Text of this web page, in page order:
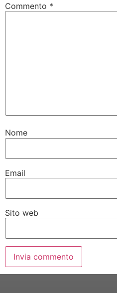
Commento *
Nome
Email
Sito web